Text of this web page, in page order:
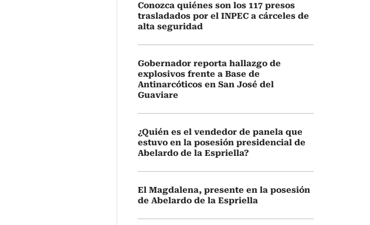
Conozca quiénes son los 117 presos
trasladados por el INPEC a cárceles de
alta seguridad
Gobernador reporta hallazgo de
explosivos frente a Base de
Antinarcóticos en San José del
Guaviare
¿Quién es el vendedor de panela que
estuvo en la posesión presidencial de
Abelardo de la Espriella?
El Magdalena, presente en la posesión
de Abelardo de la Espriella